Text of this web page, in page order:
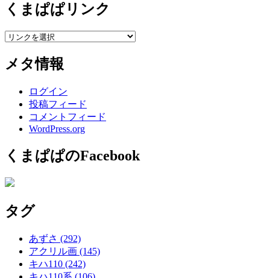
ゴ
リ
ー
くまぱぱリンク
メタ情報
ログイン
投稿フィード
コメントフィード
WordPress.org
くまぱぱのFacebook
タグ
あずさ (292)
アクリル画 (145)
キハ110 (242)